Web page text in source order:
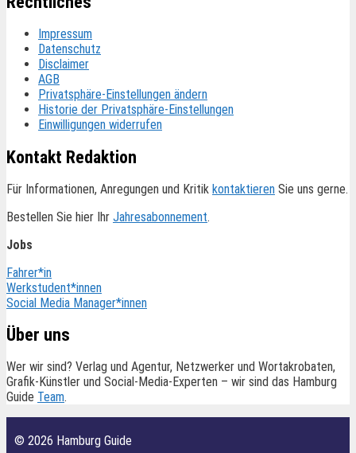
Impressum
Datenschutz
Disclaimer
AGB
Privatsphäre-Einstellungen ändern
Historie der Privatsphäre-Einstellungen
Einwilligungen widerrufen
Kontakt Redaktion
Für Informationen, Anregungen und Kritik kontaktieren Sie uns gerne.
Bestellen Sie hier Ihr Jahresabonnement.
Jobs
Fahrer*in
Werkstudent*innen
Social Media Manager*innen
Über uns
Wer wir sind? Verlag und Agentur, Netzwerker und Wortakrobaten,
Grafik-Künstler und Social-Media-Experten – wir sind das Hamburg
Guide Team.
© 2026 Hamburg Guide